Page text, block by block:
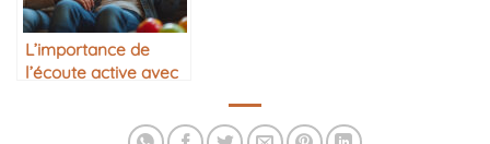
L’importance de
l’écoute active avec